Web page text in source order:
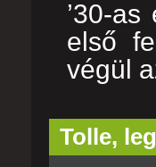
’30-
első
végül
Tolle,